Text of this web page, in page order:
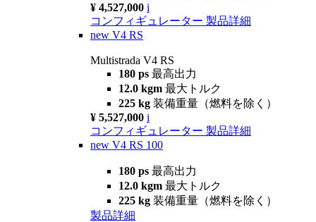
¥ 4,527,000 i
コンフィギュレーター 製品詳細
new V4 RS
Multistrada V4 RS
180 ps 最高出力
12.0 kgm 最大トルク
225 kg 装備重量（燃料を除く）
¥ 5,527,000 i
コンフィギュレーター 製品詳細
new V4 RS 100
180 ps 最高出力
12.0 kgm 最大トルク
225 kg 装備重量（燃料を除く）
製品詳細